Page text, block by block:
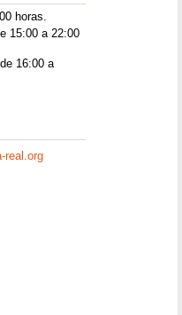
horas.
15:00 a 22:00
16:00 a
real.org